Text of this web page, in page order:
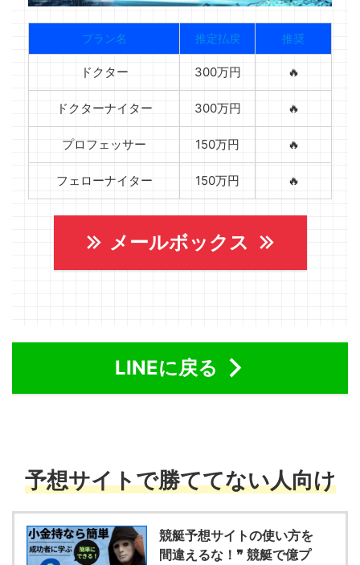
プラン名 推定払戻 推奨
ドクター 300万円 🔥
ドクターナイター 300万円 🔥
プロフェッサー 150万円 🔥
フェローナイター 150万円 🔥
メールボックス
LINEに戻る
予想サイトで勝ててない人向け
競艇予想サイトの使い方を
間違えるな！❞ 競艇で億プ